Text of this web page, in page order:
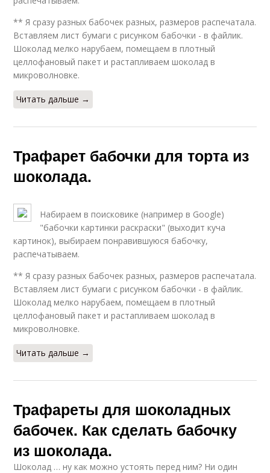
** Я сразу разных бабочек разных, размеров распечатала.
Вставляем лист бумаги с рисунком бабочки - в файлик.
Шоколад мелко нарубаем, помещаем в плотный
целлофановый пакет и растапливаем шоколад в
микроволновке.
Читать дальше →
Трафарет бабочки для торта из
шоколада.
Набираем в поисковике (например в Google)
"бабочки картинки раскраски" (выходит куча
картинок), выбираем понравившуюся бабочку,
распечатываем.
** Я сразу разных бабочек разных, размеров распечатала.
Вставляем лист бумаги с рисунком бабочки - в файлик.
Шоколад мелко нарубаем, помещаем в плотный
целлофановый пакет и растапливаем шоколад в
микроволновке.
Читать дальше →
Трафареты для шоколадных
бабочек. Как сделать бабочку
из шоколада.
Шоколад … ну как можно устоять перед ним? Ни один